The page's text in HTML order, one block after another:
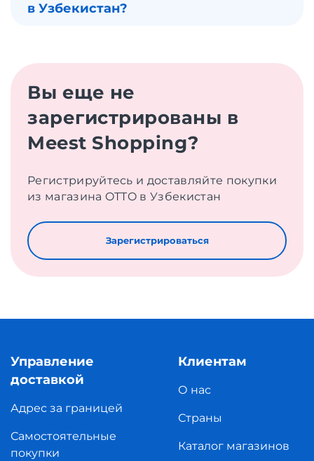
в Узбекистан?
Вы еще не
зарегистрированы в
Meest Shopping?
Регистрируйтесь и доставляйте покупки
из магазина OTTO в Узбекистан
Зарегистрироваться
Управление
доставкой
Адрес за границей
Самостоятельные
покупки
Клиентам
О нас
Страны
Каталог магазинов